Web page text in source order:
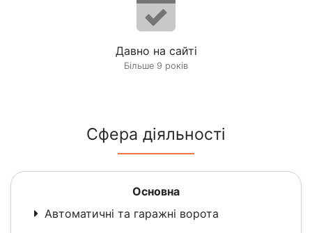
Давно на сайті
Більше 9 років
Сфера діяльності
Основна
Автоматичні та гаражні ворота